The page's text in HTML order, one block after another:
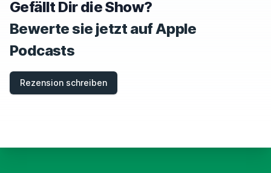
T
H
I
S
F
E
Gefällt Dir die Show?
Bewerte sie jetzt auf Apple
Podcasts
Rezension schreiben